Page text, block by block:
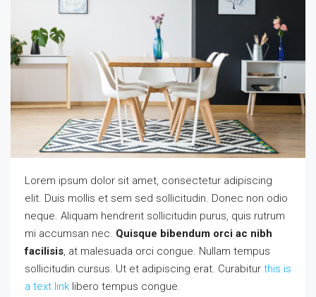
Lorem ipsum dolor sit amet, consectetur adipiscing
elit. Duis mollis et sem sed sollicitudin. Donec non odio
neque. Aliquam hendrerit sollicitudin purus, quis rutrum
mi accumsan nec. Quisque bibendum orci ac nibh
facilisis , at malesuada orci congue. Nullam tempus
sollicitudin cursus. Ut et adipiscing erat. Curabitur this is
a text link libero tempus congue.